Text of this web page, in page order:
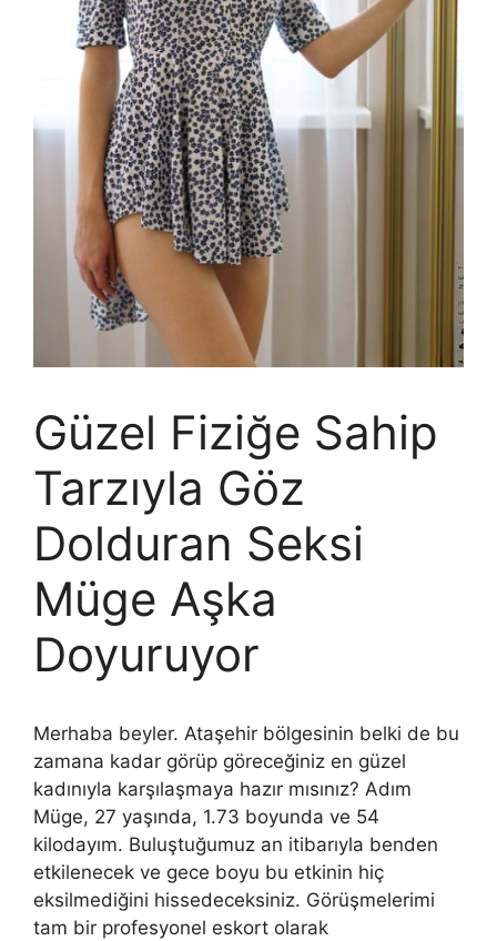
Güzel Fiziğe Sahip
Tarzıyla Göz
Dolduran Seksi
Müge Aşka
Doyuruyor
Merhaba beyler. Ataşehir bölgesinin belki de bu
zamana kadar görüp göreceğiniz en güzel
kadınıyla karşılaşmaya hazır mısınız? Adım
Müge, 27 yaşında, 1.73 boyunda ve 54
kilodayım. Buluştuğumuz an itibarıyla benden
etkilenecek ve gece boyu bu etkinin hiç
eksilmediğini hissedeceksiniz. Görüşmelerimi
tam bir profesyonel eskort olarak